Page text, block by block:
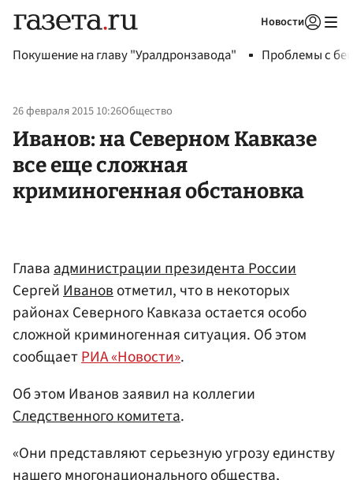
Новости
Покушение на главу "Уралдронзавода" Проблемы с
26 февраля 2015 10:26Общество
Иванов: на Северном Кавказе
все еще сложная
криминогенная обстановка
Главаадминистрации президента России
СергейИвановотметил, что в некоторых
районах Северного Кавказа остается особо
сложной криминогенная ситуация. Об этом
сообщаетРИА «Новости».
Об этом Иванов заявил на коллегии
Следственного комитета.
«Они представляют серьезную угрозу единству
нашего многонационального общества,